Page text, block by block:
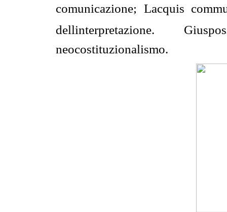
comunicazione; Lacquis
dellinterpretazione.
neocostituzionalismo.